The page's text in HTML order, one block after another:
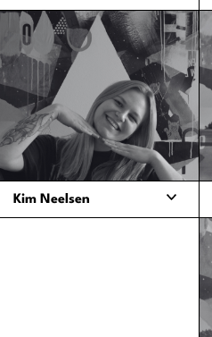
Booking lokal, Produktion
lokal
sarah@oha-music.com
Kim Neelsen